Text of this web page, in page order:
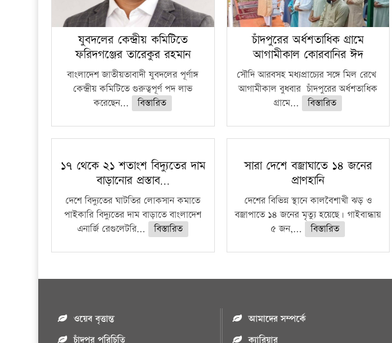
যুবদলের কেন্দ্রীয় কমিটিতে
ফরিদগঞ্জের তারেকুর রহমান
বাংলাদেশ জাতীয়তাবাদী যুবদলের পূর্ণাঙ্গ
কেন্দ্রীয় কমিটিতে গুরুত্বপূর্ণ পদ লাভ
করেছেন...
বিস্তারিত
চাঁদপুরের অর্ধশতাধিক গ্রামে
আগামীকাল কোরবানির ঈদ
সৌদি আরবসহ মধ্যপ্রাচ্যের সঙ্গে মিল রেখে
আগামীকাল বুধবার চাঁদপুরের অর্ধশতাধিক
গ্রামে...
বিস্তারিত
১৭ থেকে ২১ শতাংশ বিদ্যুতের দাম
বাড়ানোর প্রস্তাব…
দেশে বিদ্যুতের ঘাটতির লোকসান কমাতে
পাইকারি বিদ্যুতের দাম বাড়াতে বাংলাদেশ
এনার্জি রেগুলেটরি...
বিস্তারিত
সারা দেশে বজ্রাঘাতে ১৪ জনের
প্রাণহানি
দেশের বিভিন্ন স্থানে কালবৈশাখী ঝড় ও
বজ্রাপাতে ১৪ জনের মৃত্যু হয়েছে। গাইবান্ধায়
৫ জন,...
বিস্তারিত
ওয়েব বৃত্তান্ত
চাঁদপুর পরিচিতি
আমাদের সম্পর্কে
ক্যারিয়ার